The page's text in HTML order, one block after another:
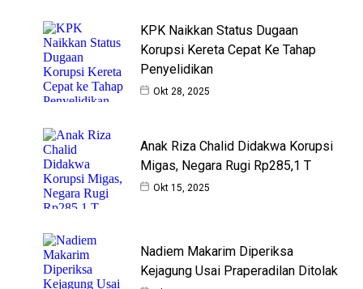
KPK Naikkan Status Dugaan
Korupsi Kereta Cepat Ke Tahap
Penyelidikan
Okt 28, 2025
Anak Riza Chalid Didakwa Korupsi
Migas, Negara Rugi Rp285,1 T
Okt 15, 2025
Nadiem Makarim Diperiksa
Kejagung Usai Praperadilan Ditolak